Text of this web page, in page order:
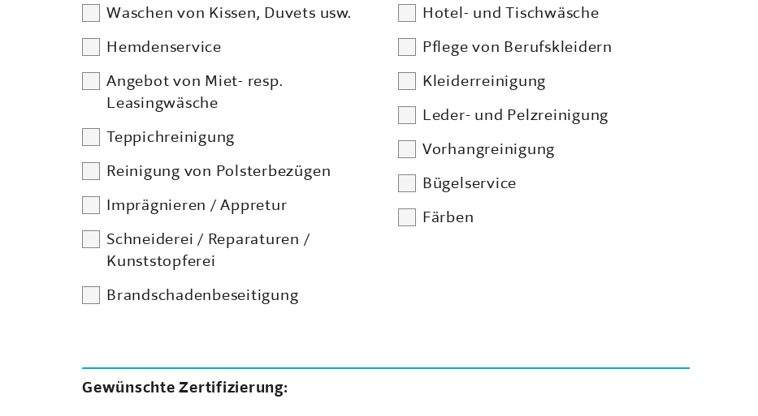
Waschen von Kissen, Duvets usw.
Hemdenservice
Angebot von Miet- resp.
Leasingwäsche
Teppichreinigung
Reinigung von Polsterbezügen
Imprägnieren / Appretur
Schneiderei / Reparaturen /
Kunststopferei
Brandschadenbeseitigung
Hotel- und Tischwäsche
Pflege von Berufskleidern
Kleiderreinigung
Leder- und Pelzreinigung
Vorhangreinigung
Bügelservice
Färben
Gewünschte Zertifizierung: